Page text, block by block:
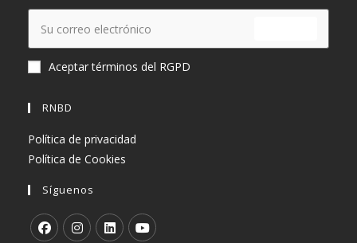
Aceptar términos del RGPD
RNBD
Política de privacidad
Política de Cookies
Síguenos